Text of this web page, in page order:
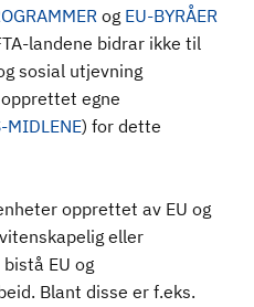
og EU-BYRÅER
landene bidrar ikke til
sosial utjevning
egne
MIDLENE) for dette
opprettet av EU og
eller
EU og
Blant disse er f.eks.